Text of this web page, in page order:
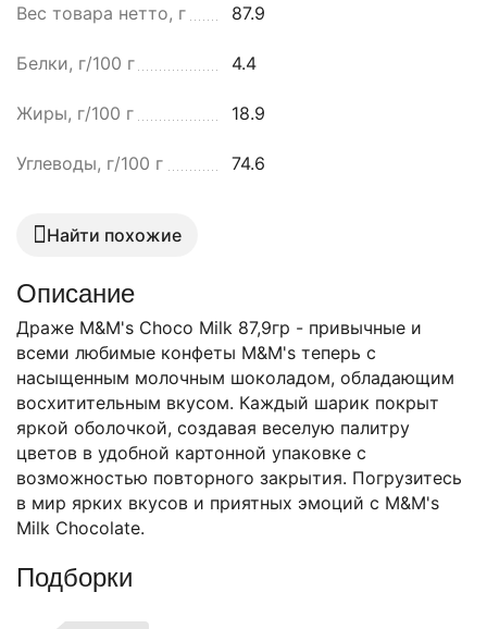
Вес товара нетто, г 87.9
Белки, г/100 г 4.4
Жиры, г/100 г 18.9
Углеводы, г/100 г 74.6
Найти похожие
Описание
Драже M&M's Choco Milk 87,9гр - привычные и
всеми любимые конфеты M&M's теперь с
насыщенным молочным шоколадом, обладающим
восхитительным вкусом. Каждый шарик покрыт
яркой оболочкой, создавая веселую палитру
цветов в удобной картонной упаковке с
возможностью повторного закрытия. Погрузитесь
в мир ярких вкусов и приятных эмоций с M&M's
Milk Chocolate.
Подборки